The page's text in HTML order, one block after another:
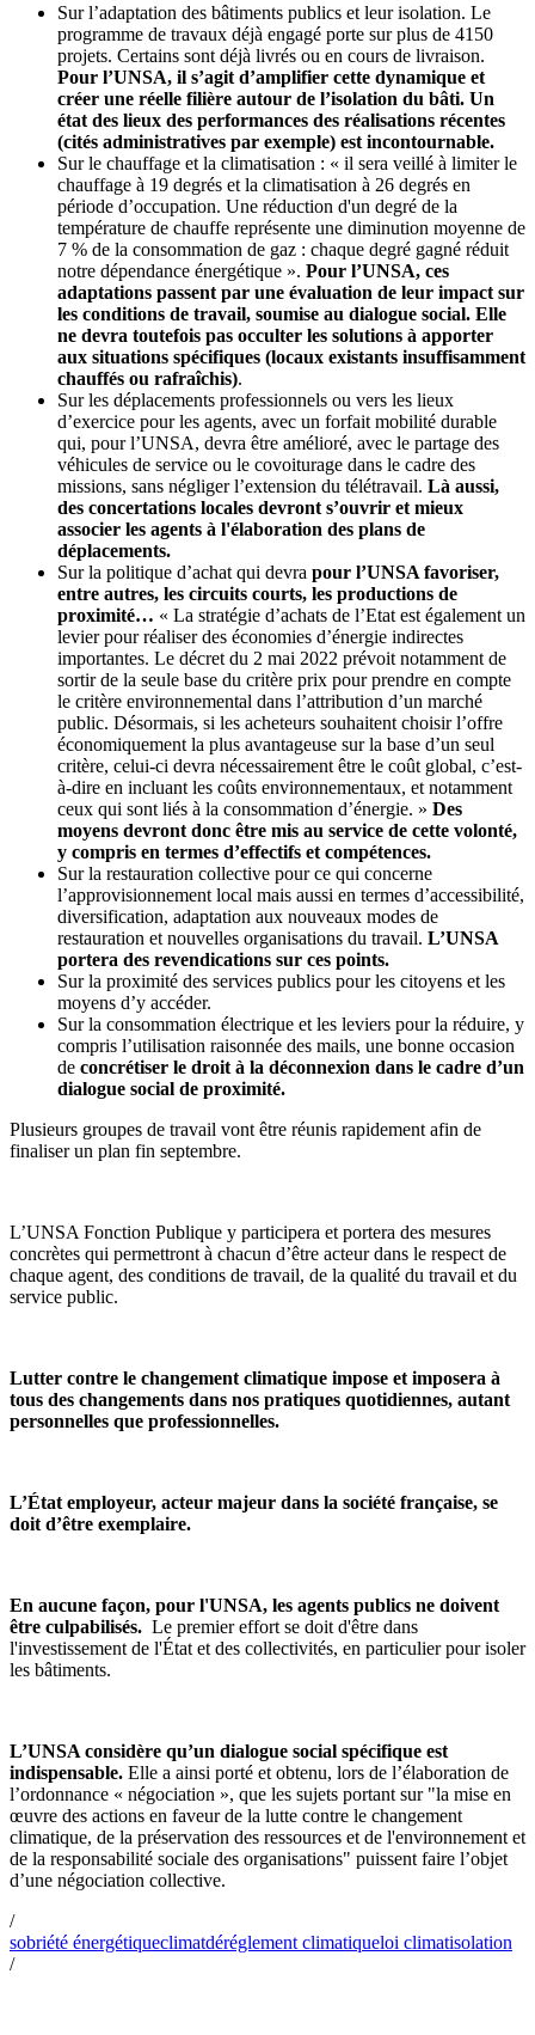
Sur l’adaptation des bâtiments publics et leur isolation. Le
programme de travaux déjà engagé porte sur plus de 4150
projets. Certains sont déjà livrés ou en cours de livraison.
Pour l’UNSA, il s’agit d’amplifier cette dynamique et
créer une réelle filière autour de l’isolation du bâti. Un
état des lieux des performances des réalisations récentes
(cités administratives par exemple) est incontournable.
Sur le chauffage et la climatisation : « il sera veillé à limiter le
chauffage à 19 degrés et la climatisation à 26 degrés en
période d’occupation. Une réduction d'un degré de la
température de chauffe représente une diminution moyenne de
7 % de la consommation de gaz : chaque degré gagné réduit
notre dépendance énergétique ». Pour l’UNSA, ces
adaptations passent par une évaluation de leur impact sur
les conditions de travail, soumise au dialogue social. Elle
ne devra toutefois pas occulter les solutions à apporter
aux situations spécifiques (locaux existants insuffisamment
chauffés ou rafraîchis).
Sur les déplacements professionnels ou vers les lieux
d’exercice pour les agents, avec un forfait mobilité durable
qui, pour l’UNSA, devra être amélioré, avec le partage des
véhicules de service ou le covoiturage dans le cadre des
missions, sans négliger l’extension du télétravail. Là aussi,
des concertations locales devront s’ouvrir et mieux
associer les agents à l'élaboration des plans de
déplacements.
Sur la politique d’achat qui devra pour l’UNSA favoriser,
entre autres, les circuits courts, les productions de
proximité… « La stratégie d’achats de l’Etat est également un
levier pour réaliser des économies d’énergie indirectes
importantes. Le décret du 2 mai 2022 prévoit notamment de
sortir de la seule base du critère prix pour prendre en compte
le critère environnemental dans l’attribution d’un marché
public. Désormais, si les acheteurs souhaitent choisir l’offre
économiquement la plus avantageuse sur la base d’un seul
critère, celui-ci devra nécessairement être le coût global, c’est-
à-dire en incluant les coûts environnementaux, et notamment
ceux qui sont liés à la consommation d’énergie. » Des
moyens devront donc être mis au service de cette volonté,
y compris en termes d’effectifs et compétences.
Sur la restauration collective pour ce qui concerne
l’approvisionnement local mais aussi en termes d’accessibilité,
diversification, adaptation aux nouveaux modes de
restauration et nouvelles organisations du travail. L’UNSA
portera des revendications sur ces points.
Sur la proximité des services publics pour les citoyens et les
moyens d’y accéder.
Sur la consommation électrique et les leviers pour la réduire, y
compris l’utilisation raisonnée des mails, une bonne occasion
de concrétiser le droit à la déconnexion dans le cadre d’un
dialogue social de proximité.
Plusieurs groupes de travail vont être réunis rapidement afin de
finaliser un plan fin septembre.
L’UNSA Fonction Publique y participera et portera des mesures
concrètes qui permettront à chacun d’être acteur dans le respect de
chaque agent, des conditions de travail, de la qualité du travail et du
service public.
Lutter contre le changement climatique impose et imposera à
tous des changements dans nos pratiques quotidiennes, autant
personnelles que professionnelles.
L’État employeur, acteur majeur dans la société française, se
doit d’être exemplaire.
En aucune façon, pour l'UNSA, les agents publics ne doivent
être culpabilisés. Le premier effort se doit d'être dans
l'investissement de l'État et des collectivités, en particulier pour isoler
les bâtiments.
L’UNSA considère qu’un dialogue social spécifique est
indispensable. Elle a ainsi porté et obtenu, lors de l’élaboration de
l’ordonnance « négociation », que les sujets portant sur "la mise en
œuvre des actions en faveur de la lutte contre le changement
climatique, de la préservation des ressources et de l'environnement et
de la responsabilité sociale des organisations" puissent faire l’objet
d’une négociation collective.
/
sobriété énergétiqueclimatdéréglement climatiqueloi climatisolation
/